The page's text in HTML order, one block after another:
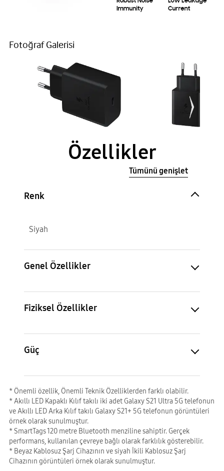
Fotoğraf Galerisi
Özellikler
Tümünü genişlet
Renk
Siyah
Genel Özellikler
Fiziksel Özellikler
Güç
* Önemli özellik, Önemli Teknik Özelliklerden farklı olabilir.
* Akıllı LED Kapaklı Kılıf takılı iki adet Galaxy S21 Ultra 5G telefonun
ve Akıllı LED Arka Kılıf takılı Galaxy S21+ 5G telefonun görüntüleri
örnek olarak sunulmuştur.
* SmartTags 120 metre Bluetooth menziline sahiptir. Gerçek
performans, kullanılan çevreye bağlı olarak farklılık gösterebilir.
* Beyaz Kablosuz Şarj Cihazının ve siyah İkili Kablosuz Şarj
Cihazının görüntüleri örnek olarak sunulmuştur.